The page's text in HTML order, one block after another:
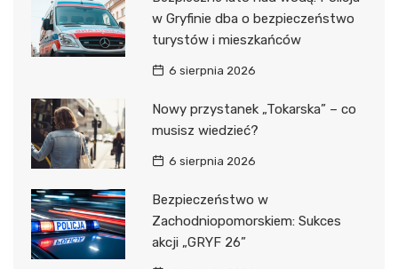
w Gryfinie dba o bezpieczeństwo
turystów i mieszkańców
6 sierpnia 2026
Nowy przystanek „Tokarska” – co
musisz wiedzieć?
6 sierpnia 2026
Bezpieczeństwo w
Zachodniopomorskiem: Sukces
akcji „GRYF 26”